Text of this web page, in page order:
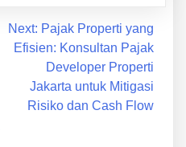
Next: Pajak Properti yang
Efisien: Konsultan Pajak
Developer Properti
Jakarta untuk Mitigasi
Risiko dan Cash Flow